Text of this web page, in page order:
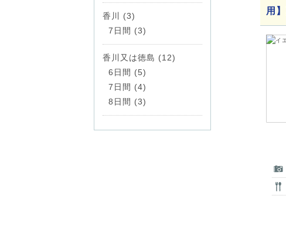
用
香川 (3)
7日間 (3)
香川又は徳島 (12)
6日間 (5)
7日間 (4)
8日間 (3)